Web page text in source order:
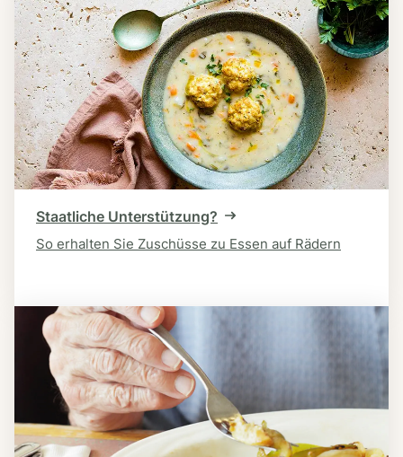
Staatliche Unterstützung?
So erhalten Sie Zuschüsse zu Essen auf Rädern